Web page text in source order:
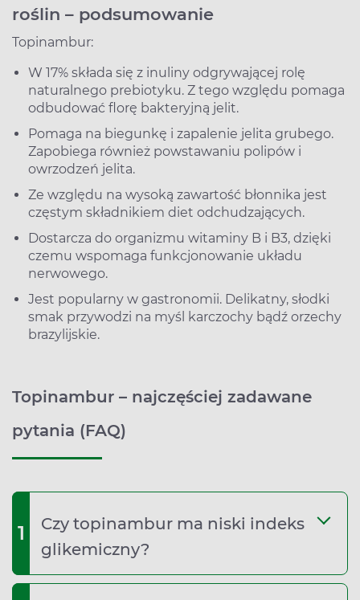
roślin – podsumowanie
Topinambur:
W 17% składa się z inuliny odgrywającej rolę
naturalnego prebiotyku. Z tego względu pomaga
odbudować florę bakteryjną jelit.
Pomaga na biegunkę i zapalenie jelita grubego.
Zapobiega również powstawaniu polipów i
owrzodzeń jelita.
Ze względu na wysoką zawartość błonnika jest
częstym składnikiem diet odchudzających.
Dostarcza do organizmu witaminy B i B3, dzięki
czemu wspomaga funkcjonowanie układu
nerwowego.
Jest popularny w gastronomii. Delikatny, słodki
smak przywodzi na myśl karczochy bądź orzechy
brazylijskie.
Topinambur – najczęściej zadawane
pytania (FAQ)
1
Czy topinambur ma niski indeks
glikemiczny?